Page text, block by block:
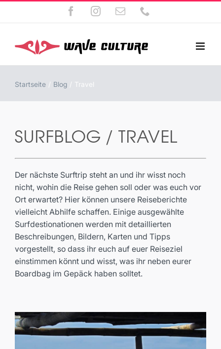
FacebookInstagram
E-
Mail
Startseite Blog Travel
SURFBLOG / TRAVEL
Der nächste Surftrip steht an und ihr wisst noch
nicht, wohin die Reise gehen soll oder was euch vor
Ort erwartet? Hier können unsere Reiseberichte
vielleicht Abhilfe schaffen. Einige ausgewählte
Surfdestionationen werden mit detaillierten
Beschreibungen, Bildern, Karten und Tipps
vorgestellt, so dass ihr euch auf euer Reiseziel
einstimmen könnt und wisst, was ihr neben eurer
Boardbag im Gepäck haben solltet.